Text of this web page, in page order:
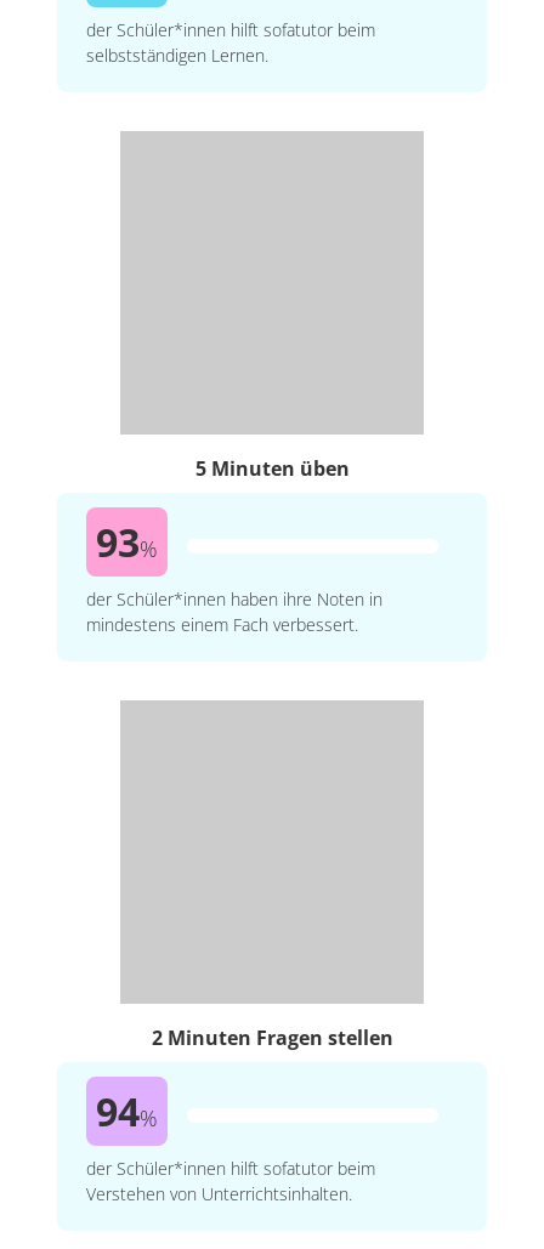
der Schüler*innen hilft sofatutor beim
selbstständigen Lernen.
5 Minuten üben
93%
der Schüler*innen haben ihre Noten in
mindestens einem Fach verbessert.
2 Minuten Fragen stellen
94%
der Schüler*innen hilft sofatutor beim
Verstehen von Unterrichtsinhalten.